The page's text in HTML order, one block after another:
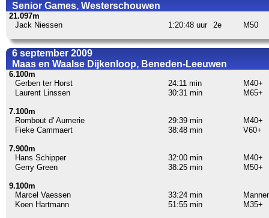
Senior Games, Westerschouwen
21.097m
Jack Niessen
1:20:48 uur 2e M50
6 september 2009
Maas en Waalse Dijkenloop, Beneden-Leeuwen
6.100m
Gerben ter Horst
24:11 min
M40+
Laurent Linssen
30:31 min M65+
7.100m
Rombout d' Aumerie
29:39 min
M40+
Fieke Cammaert
38:48 min V60+
7.900m
Hans Schipper
32:00 min
M40+
Gerry Green
38:25 min M50+
9.100m
Marcel Vaessen
33:24 min
Koen Hartmann
51:55 min M35+